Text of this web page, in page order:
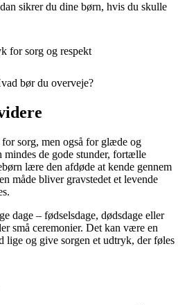
sikrer du dine børn, hvis du skulle
for sorg og respekt
bør du overveje?
sorg, men også for glæde og
de gode stunder, fortælle
lære den afdøde at kende gennem
måde bliver gravstedet et levende
dage – fødselsdage, dødsdage eller
små ceremonier. Det kan være en
lige og give sorgen et udtryk, der føles